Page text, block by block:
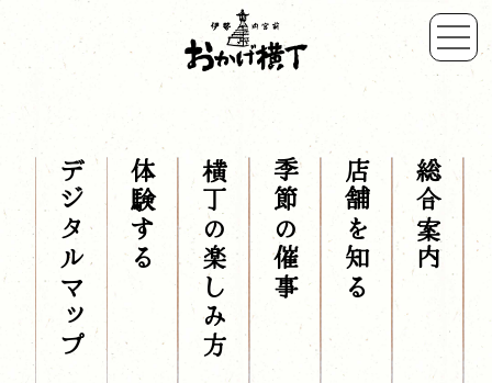
総合案内
店舗を知る
季節の催事
横丁の楽しみ方
体験する
デジタルマップ